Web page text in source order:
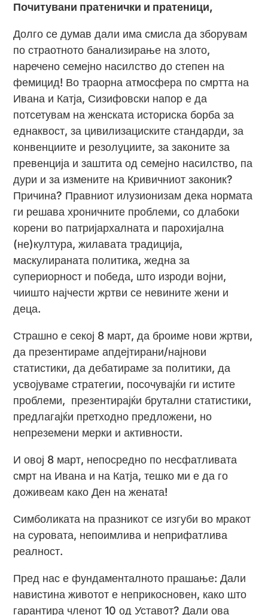
Почитувани пратенички и пратеници,
Долго се думав дали има смисла да зборувам
по страотното банализирање на злото,
наречено семејно насилство до степен на
фемицид! Во траорна атмосфера по смртта на
Ивана и Катја, Сизифовски напор е да
потсетувам на женската историска борба за
еднаквост, за цивилизациските стандарди, за
конвенциите и резолуциите, за законите за
превенција и заштита од семејно насилство, па
дури и за измените на Кривичниот законик?
Причина? Правниот илузионизам дека нормата
ги решава хроничните проблеми, со длабоки
корени во патријархалната и парохијална
(не)култура, жилавата традиција,
маскулираната политика, жедна за
супериорност и победа, што изроди војни,
чиишто најчести жртви се невините жени и
деца.
Страшно е секој 8 март, да броиме нови жртви,
да презентираме апдејтирани/најнови
статистики, да дебатираме за политики, да
усвојуваме стратегии, посочувајќи ги истите
проблеми, презентирајќи брутални статистики,
предлагајќи претходно предложени, но
непреземени мерки и активности.
И овој 8 март, непосредно по несфатливата
смрт на Ивана и на Катја, тешко ми е да го
доживеам како Ден на жената!
Симболиката на празникот се изгуби во мракот
на суровата, непоимлива и неприфатлива
реалност.
Пред нас е фундаменталното прашање: Дали
навистина животот е неприкосновен, како што
гарантира членот 10 од Уставот? Дали ова